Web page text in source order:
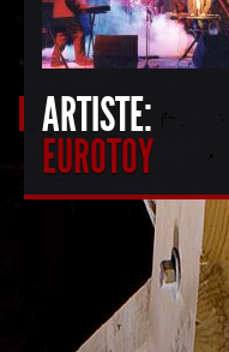
ARTISTE:
EUROTOY